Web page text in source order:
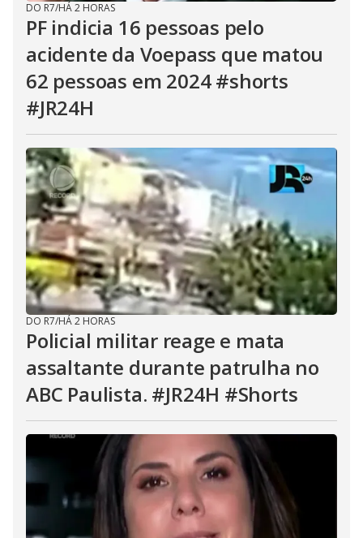
DO R7/HÁ 2 HORAS
PF indicia 16 pessoas pelo
acidente da Voepass que matou
62 pessoas em 2024 #shorts
#JR24H
DO R7/HÁ 2 HORAS
Policial militar reage e mata
assaltante durante patrulha no
ABC Paulista. #JR24H #Shorts